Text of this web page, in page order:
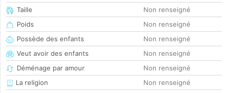
Taille
Non renseigné
Poids
Non renseigné
Possède des enfants
Non renseigné
Veut avoir des enfants
Non renseigné
Déménage par amour
Non renseigné
La religion
Non renseigné